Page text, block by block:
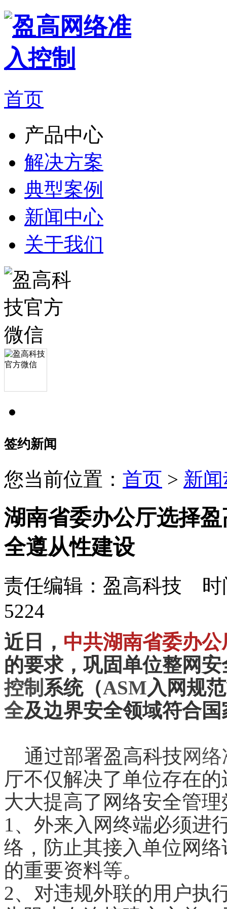
首页
产品中心
解决方案
典型案例
新闻中心
关于我们
签约新闻
您当前位置： 首页 > 新
湖南省委办公厅选择
全遵从性建设
责任编辑：盈高科技 时
5224
近日， 中共湖南省委办公
的要求，巩固单位整网
控制 系统（ASM入网规
全及边界安全领域符合
通过部署盈高科技网
厅不仅解决了单位存在
大大提高了网络安全管
1、外来入网终端必须进
络，防止其接入单位网
的重要资料等。
2、对违规外联的用户执